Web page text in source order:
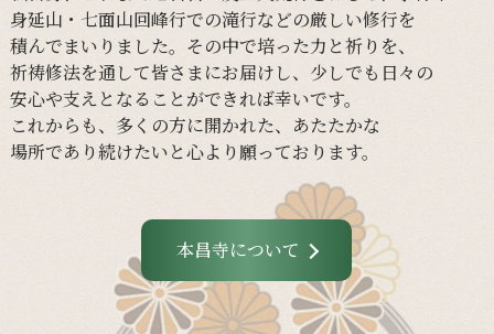
身延山・ 七面山回峰行での滝行などの厳しい修行を
積んでまいりました。 その中で培った力と祈りを、
祈祷修法を通して皆さまにお届けし、 少しでも 日々の
安心や支えとなる ことができれば幸いです。
これからも、 多くの方に開かれた、 あたたかな
場所であり続けたいと心より願っております。
本昌寺について